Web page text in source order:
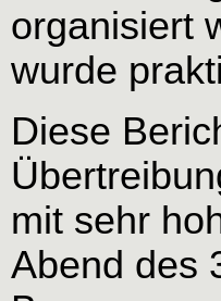
organisiert
wurde
Diese
mit sehr
Abend des